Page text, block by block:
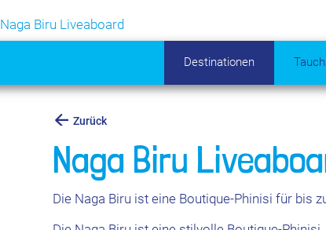
Naga Biru Liveaboard
Destinationen
Zurück
Naga Biru
Die Naga Biru ist eine Boutique-Phinisi für bis